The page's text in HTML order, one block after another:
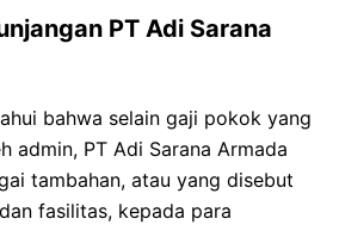
PT Adi Sarana
bahwa selain gaji pokok yang
admin, PT Adi Sarana Armada
tambahan, atau yang disebut
fasilitas, kepada para